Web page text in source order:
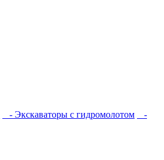
- Экскаваторы с гидромолотом
-